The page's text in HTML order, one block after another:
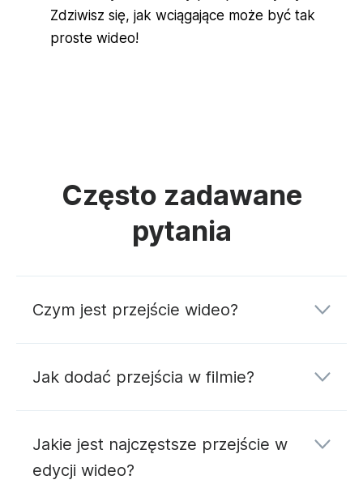
Zdziwisz się, jak wciągające może być tak
proste wideo!
Często zadawane
pytania
Czym jest przejście wideo?
Jak dodać przejścia w filmie?
Jakie jest najczęstsze przejście w
edycji wideo?